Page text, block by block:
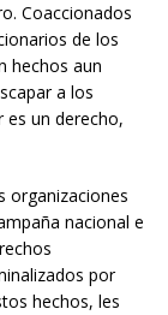
Coaccionados
de los
hechos aun
a los
es un derecho,
organizaciones
nacional e
por
hechos, les